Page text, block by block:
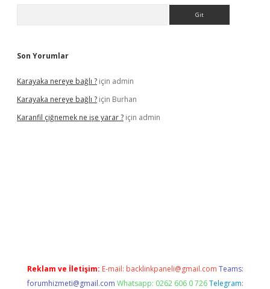
Son Yorumlar
Karayaka nereye bağlı ? için admin
Karayaka nereye bağlı ? için Burhan
Karanfil çiğnemek ne işe yarar ? için admin
Reklam ve İletişim: E-mail: backlinkpaneli@gmail.com Teams:
forumhizmeti@gmail.com Whatsapp: 0262 606 0 726 Telegram: